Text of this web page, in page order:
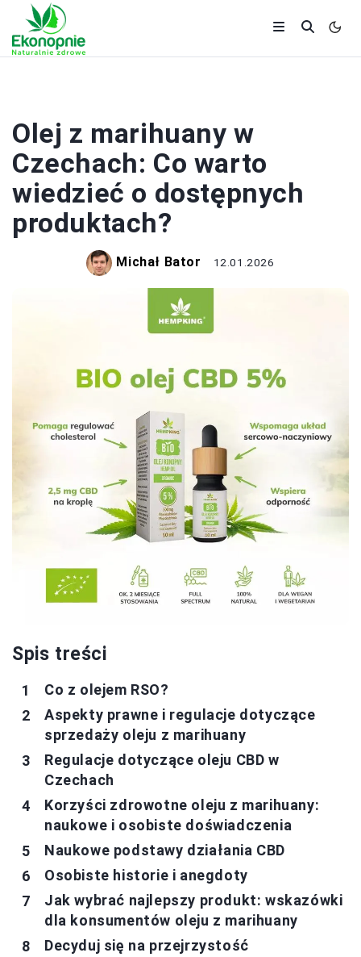
Olej z marihuany w
Czechach: Co warto
wiedzieć o dostępnych
produktach?
Michał Bator 12.01.2026
Spis treści
Co z olejem RSO?
Aspekty prawne i regulacje dotyczące
sprzedaży oleju z marihuany
Regulacje dotyczące oleju CBD w
Czechach
Korzyści zdrowotne oleju z marihuany:
naukowe i osobiste doświadczenia
Naukowe podstawy działania CBD
Osobiste historie i anegdoty
Jak wybrać najlepszy produkt: wskazówki
dla konsumentów oleju z marihuany
Decyduj się na przejrzystość